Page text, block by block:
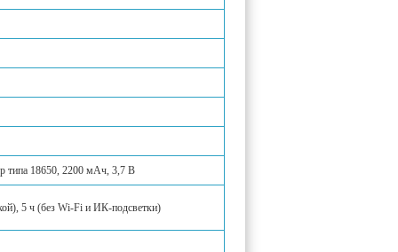
типа 18650, 2200 мАч, 3,7 В
5 ч (без Wi-Fi и ИК-подсветки)